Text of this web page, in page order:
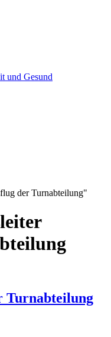
und Gesund
der Turnabteilung"
Turnabteilung